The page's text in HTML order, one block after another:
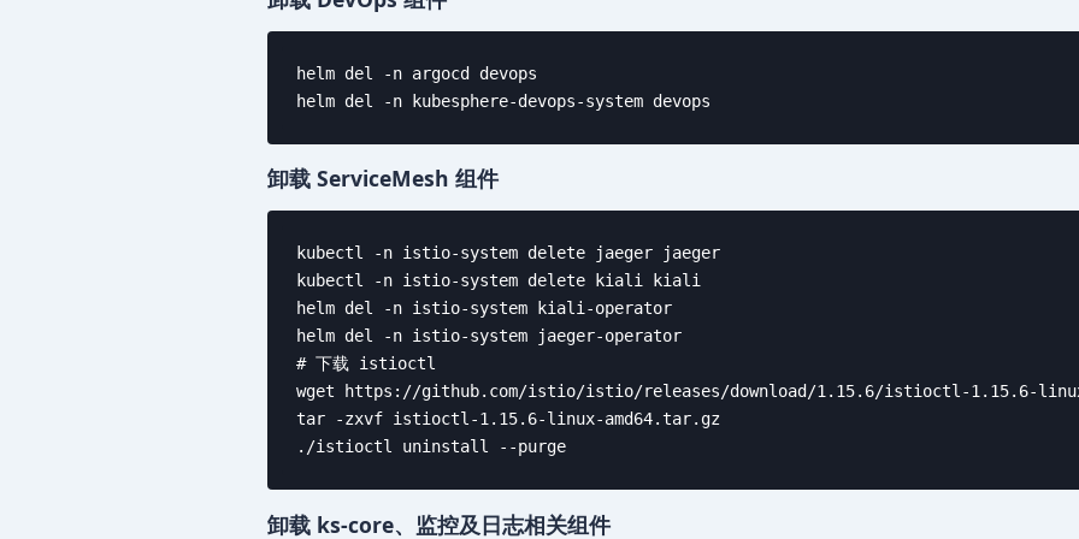
helm del -n argocd devops
helm del -n kubesphere-devops-system devops
卸载 ServiceMesh 组件
kubectl -n istio-system delete jaeger jaeger
kubectl -n istio-system delete kiali kiali
helm del -n istio-system kiali-operator
helm del -n istio-system jaeger-operator
# 下载 istioctl
wget https://github.com/istio/istio/releases/download/1.15.6/istioctl-1.15.6-linux-
tar -zxvf istioctl-1.15.6-linux-amd64.tar.gz
./istioctl uninstall --purge
卸载 ks-core、监控及日志相关组件